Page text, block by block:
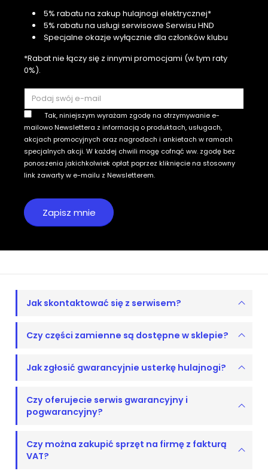
5% rabatu na zakup hulajnogi elektrycznej*
5% rabatu na usługi serwisowe Serwisu HND
Specjalne okazje wyłącznie dla członków klubu
*Rabat nie łączy się z innymi promocjami (w tym raty
0%).
Tak, niniejszym wyrażam zgodę na otrzymywanie e-
mailowo Newslettera z informacją o produktach, usługach,
akcjach promocyjnych oraz nagrodach i ankietach w ramach
specjalnych akcji. W każdej chwili mogę cofnąć ww. zgodę bez
ponoszenia jakichkolwiek opłat poprzez kliknięcie na stosowny
link zawarty w e-mailu z Newsletterem.
Jak skontaktować się z serwisem?
Czy części zamienne są dostępne w sklepie?
Jak zgłosić gwarancyjnie usterkę hulajnogi?
Czy oferujecie serwis gwarancyjny i
pogwarancyjny?
Czy można zakupić sprzęt na firmę z fakturą
VAT?